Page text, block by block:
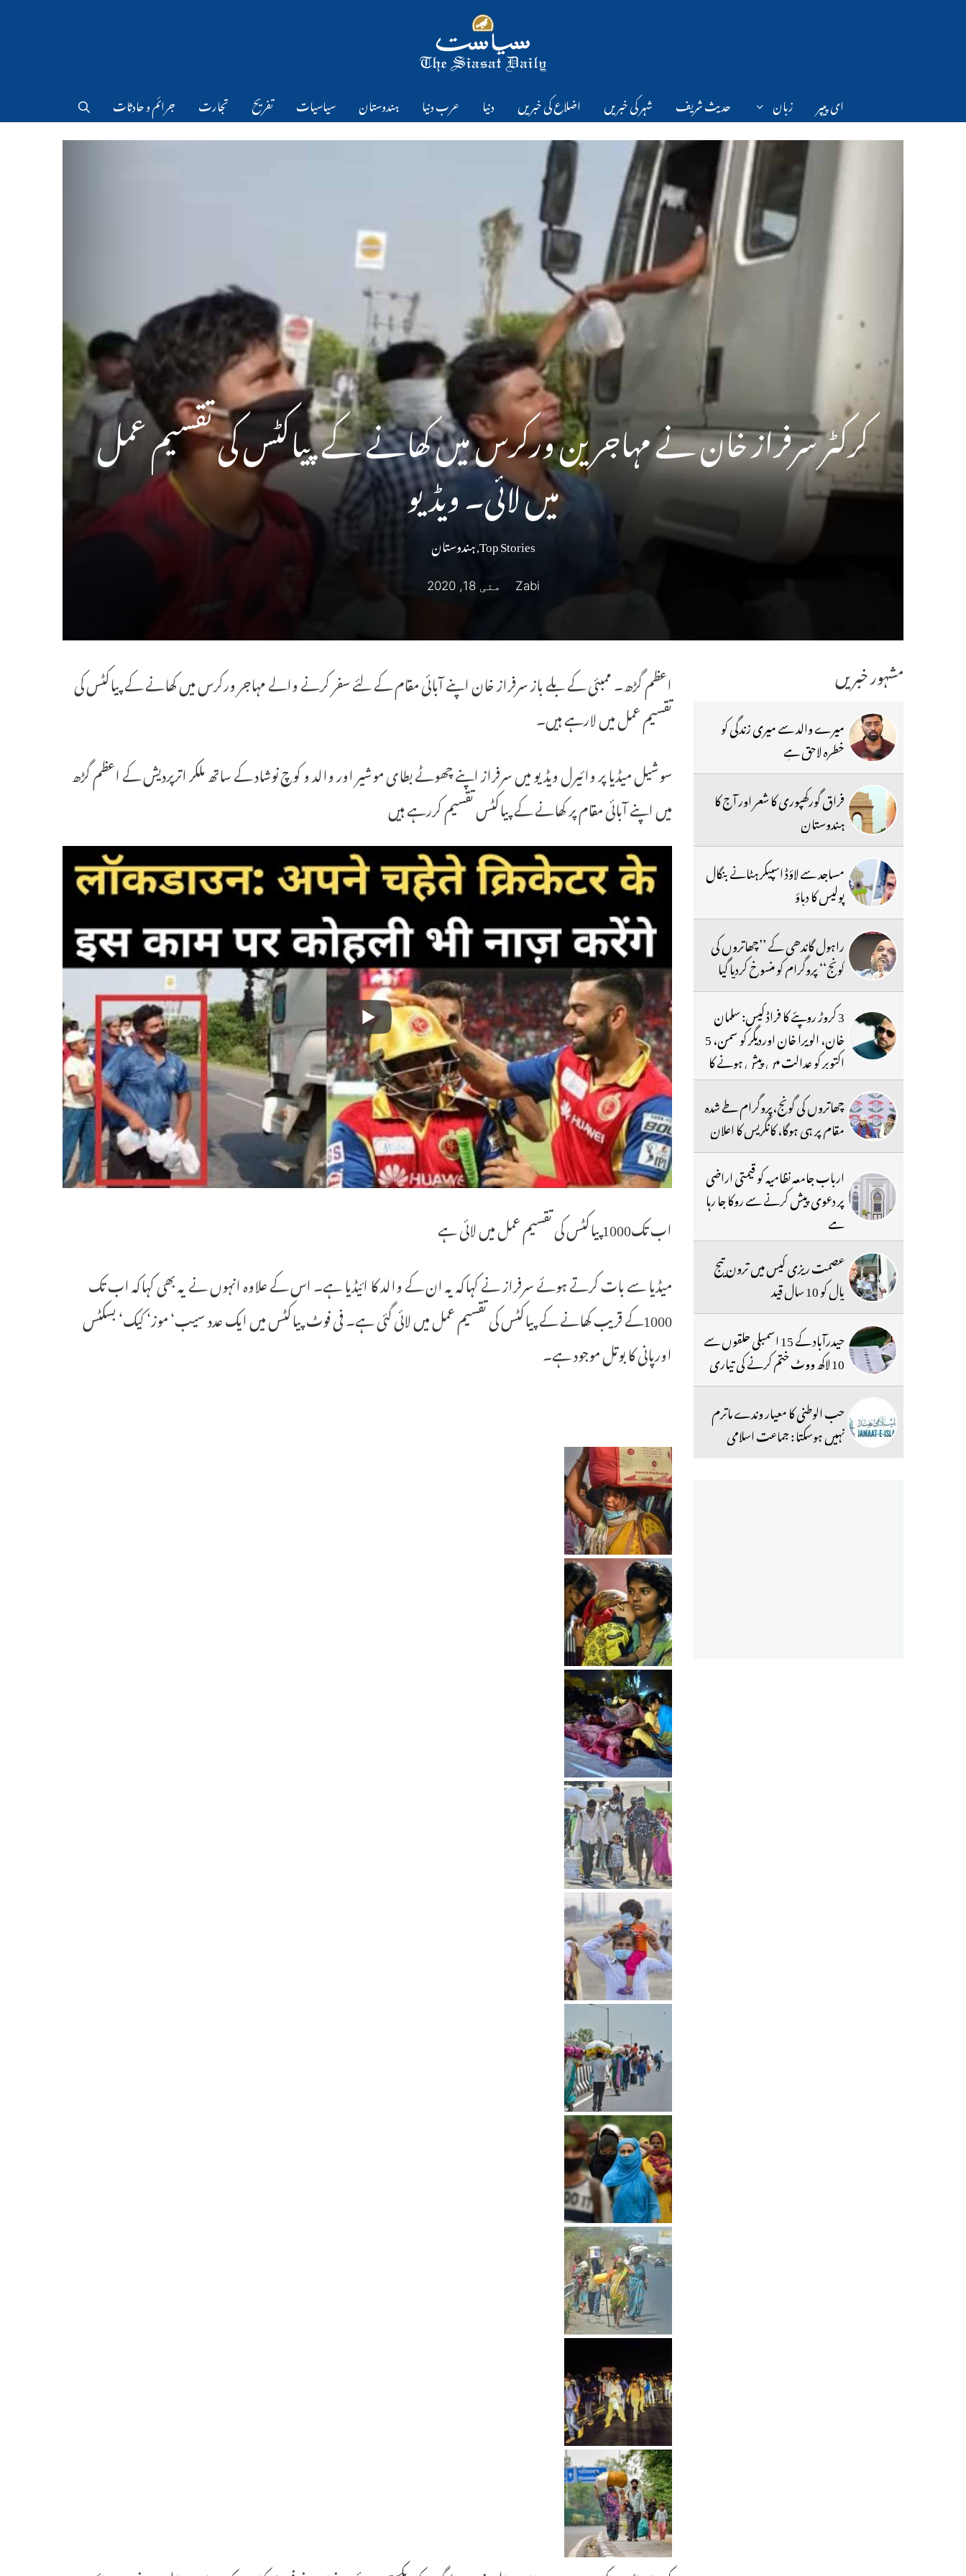
ای پیپر زبان حدیث شریف شہر کی خبریں اضلاع کی خبریں دنیا عرب دنیا ہندوستان سیاسیات تفریح تجارت جرائم و حادثات
کرکٹر سرفراز خان نے مہاجرین ورکرس میں کھانے کے پیاکٹس کی تقسیم عمل
میں لائی۔ ویڈیو
Top Stories
,ہندوستان
Zabi مئی 18, 2020
اعظم گڑھ۔ ممبئی کے بلے باز سرفراز خان اپنے آبائی مقام کے لئے سفر کرنے والے مہاجر ورکرس میں کھانے کے پیاکٹس کی
تقسیم عمل میں لارہے ہیں۔
سوشیل میڈیا پر وائیرل ویڈیو میں سرفراز اپنے چھوٹے بطای موشیر اور والد و کوچ نوشاد کے ساتھ ملکر اترپردیش کے اعظم گڑھ
میں اپنے آبائی مقام پر کھانے کے پیاکٹس تقسیم کررہے ہیں
اب تک1000پیاکٹس کی تقسیم عمل میں لائی ہے
میڈیا سے بات کرتے ہوئے سرفراز نے کہاکہ یہ ان کے والد کا ائیڈیا ہے۔ اس کے علاوہ انہوں نے یہ بھی کہاکہ اب تک
1000کے قریب کھانے کے پیاکٹس کی تقسیم عمل میں لائی گئی ہے۔ فی فوٹ پیاکٹس میں ایک عدد سیب‘ موز‘ کیک‘ بسکٹس
اورپانی کا بوتل موجود ہے۔
مشہور خبریں
میرے والد سے میری زندگی کو
خطرہ لاحق ہے
فراق گورکھپوری کا شعر اور آج کا
ہندوستان
مساجد سے لاؤڈ اسپیکر ہٹانے بنگال
پولیس کا دباؤ
راہول گاندھی کے ’’چھاتروں کی
گونج‘‘ پروگرام کو منسوخ کردیا گیا
3 کروڑ روپئے کا فراڈ کیس: سلمان
خان، الویرا خان اوردیگر کو سمن، 5
اکتوبر کو عدالت میں پیش ہونے کا
حکم
چھاتروں کی گونج،پروگرام طے شدہ
مقام پر ہی ہوگا، کانگریس کا اعلان
ارباب جامعہ نظامیہ کو قیمتی اراضی
پر دعوی پیش کرنے سے روکا جا رہا
ہے
عصمت ریزی کیس میں ترون تیج
پال کو 10 سال قید
حیدرآباد کے 15 اسمبلی حلقوں سے
10 لاکھ ووٹ ختم کرنے کی تیاری
حب الوطنی کا معیار وندے ماترم
نہیں ہوسکتا : جماعت اسلامی